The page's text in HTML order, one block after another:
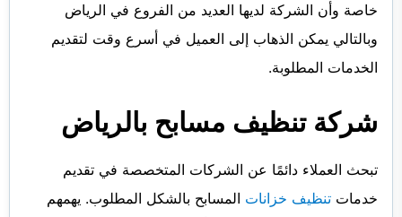
خاصة وأن الشركة لديها العديد من الفروع في الرياض
وبالتالي يمكن الذهاب إلى العميل في أسرع وقت لتقديم
الخدمات المطلوبة.
شركة تنظيف مسابح بالرياض
تبحث العملاء دائمًا عن الشركات المتخصصة في تقديم
خدمات تنظيف خزانات المسابح بالشكل المطلوب. يهمهم